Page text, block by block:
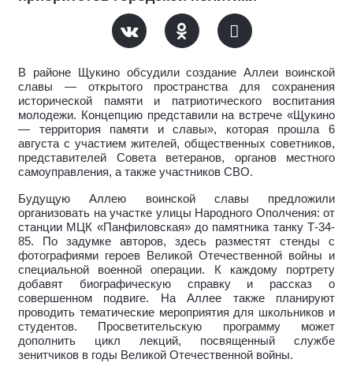
В районе Щукино обсудили создание Аллеи воинской
славы — открытого пространства для сохранения
исторической памяти и патриотического воспитания
молодежи. Концепцию представили на встрече «Щукино
— территория памяти и славы», которая прошла 6
августа с участием жителей, общественных советников,
представителей Совета ветеранов, органов местного
самоуправления, а также участников СВО.
Будущую Аллею воинской славы предложили
организовать на участке улицы Народного Ополчения: от
станции МЦК «Панфиловская» до памятника танку Т-34-
85. По задумке авторов, здесь разместят стенды с
фотографиями героев Великой Отечественной войны и
специальной военной операции. К каждому портрету
добавят биографическую справку и рассказ о
совершенном подвиге. На Аллее также планируют
проводить тематические мероприятия для школьников и
студентов. Просветительскую программу может
дополнить цикл лекций, посвященный службе
зенитчиков в годы Великой Отечественной войны.